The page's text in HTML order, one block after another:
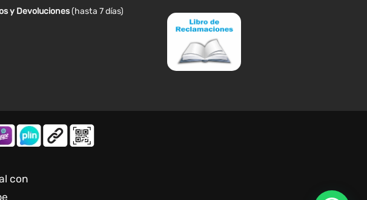
y Devoluciones (hasta 7 días)
con